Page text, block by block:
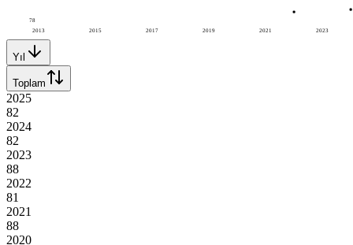
2013 2015 2017 2019 2021 2023
78
Yıl
Toplam
2025
82
2024
82
2023
88
2022
81
2021
88
2020